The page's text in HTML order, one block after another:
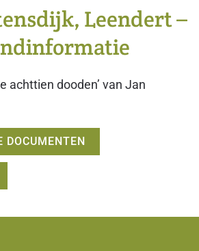
Leendert –
achttien dooden’ van Jan
DOCUMENTEN